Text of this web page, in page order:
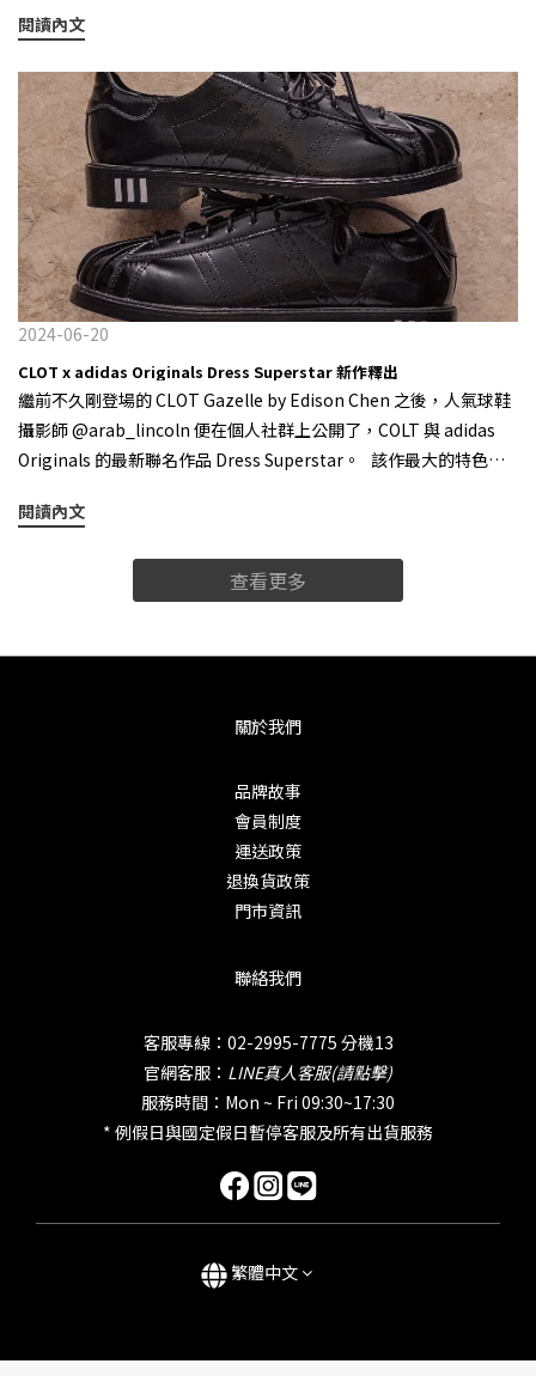
ARCHIVE FACTION 的合作完成了破圈，在前段時間也宣佈
Zendaya 成為品牌大使，使品牌聲量不斷攀升，進而成為當下球鞋
領域的話題焦點。 Zendaya 成為 On 品牌大使 3.面臨消費主力的輪
務 對於當前主力消費的 X & Y 世代的人們而言：「過往的球鞋，其實
在這幾年也都買得差不多了。」畢竟情懷有限，如果在設計上只是
一味的替換顏色，那真的是很難再度能激起大家的熱情，更重要的
是在他們身上還有其他的開銷必須支付。那隨著 Z世代逐漸成為全球
的消費主力之一，對於他們心中的球鞋文化為何？肯定不會是那些
90年代的復古籃球鞋與千禧年間的滑板鞋，因為他們並沒有親身參
與過，因此對於品牌這樣不斷復刻的操作自然沒有更多共鳴，如何
去形塑下一代人心中的球鞋文化，自然成為每個品牌當前的首要任
務。 Nike Dunk SB 系列鞋款在球鞋文化與二級市場中，皆扮演著極
其重要的角色 是個最壞的時代，但也是最好的時代 球鞋市場一定會
變好，而我們 KIKS 也一直都會在。 由於各種 CORE 的穿搭風格湧
至，使得風格被定義的更加細分，對於賣家而言現在肯定是「生意
「是個最好的時代」，畢竟能用相對便宜的價格入手喜歡的波鞋，
這不就是一件很振奮人心的事情嗎？而潮流始終是個圈，球鞋市場
一定會變好，但還沒變好，只是需要時間，當然，球鞋生意不會就
以及 Puma 等，不過 adidas 隨著新任執行長Bjørn Gulden 的上任
餘兩者則分別下降了 10%。 當中，最大的亮點就屬 ASICS &
MIZUNO 這兩個來自日本的運動品牌，竟然在今年度迎來了股價翻
倍的成長，同時兩者的股價紛紛在今年寫下了歷史新高的紀錄，其
所推出的鞋款在當前市場確實也是相當受歡迎；而來自瑞士阿爾卑
斯山的On昂跑，也憑藉著鞋款優異的性能表現，在今年寫下了超
過 50%的股價增幅，由此可見專注於跑步文化的運動品牌，從過去
檔案庫中的 Y2K 復古慢跑鞋，到適合日著和競速的運動跑鞋，似乎
成為了目前市場的最大贏家。
閱讀內文
2024-06-20
CLOT x adidas Originals Dress Superstar 新作釋出
繼前不久剛登場的 CLOT Gazelle by Edison Chen 之後，人氣球鞋
攝影師 @arab_lincoln 便在個人社群上公開了，COLT 與 adidas
Originals 的最新聯名作品 Dress Superstar。 該作最大的特色便
過運動感與紳士風格的碰撞，營造出別緻的強烈反差。 整
跟部份更裝飾有三道槓經典元素，彰顯品牌身份。據了解，這雙聯
名將於今年秋季正式發售，至於台灣地區的販售情報，還請關注好
閱讀內文
查看更多
關於我們
品牌故事
會員制度
運送政策
退換貨政策
門市資訊
聯絡我們
客服專線：02-2995-7775 分機13
官網客服： LINE真人客服(請點擊)
服務時間：Mon ~ Fri 09:30~17:30
* 例假日與國定假日暫停客服及所有出貨服務
繁體中文